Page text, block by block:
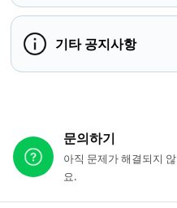
기타 공지사항
문의하기
아직 문제가 해결되지
요.